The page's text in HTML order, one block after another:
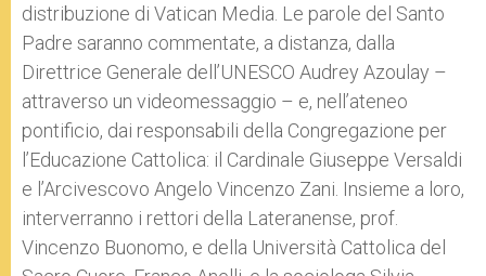
distribuzione di Vatican Media. Le parole del Santo
Padre saranno commentate, a distanza, dalla
Direttrice Generale dell’UNESCO Audrey Azoulay –
attraverso un videomessaggio – e, nell’ateneo
pontificio, dai responsabili della Congregazione per
l’Educazione Cattolica: il Cardinale Giuseppe Versaldi
e l’Arcivescovo Angelo Vincenzo Zani. Insieme a loro,
interverranno i rettori della Lateranense, prof.
Vincenzo Buonomo, e della Università Cattolica del